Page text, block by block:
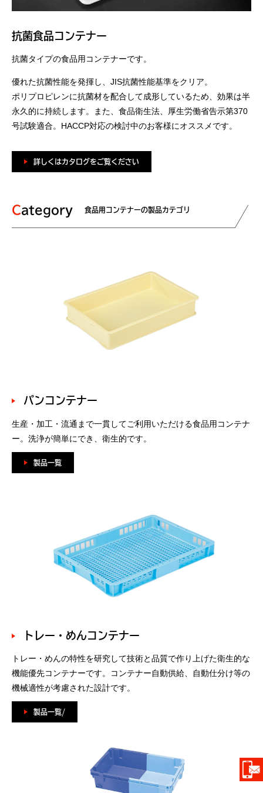
抗菌食品コンテナー
抗菌タイプの食品用コンテナーです。
優れた抗菌性能を発揮し、JIS抗菌性能基準をクリア。
ポリプロピレンに抗菌材を配合して成形しているため、効果は半
永久的に持続します。また、食品衛生法、厚生労働省告示第370
号試験適合。HACCP対応の検討中のお客様にオススメです。
詳しくはカタログをご覧ください
Category 食品用コンテナーの製品カテゴリ
パンコンテナー
生産・加工・流通まで一貫してご利用いただける食品用コンテナ
ー。洗浄が簡単にでき、衛生的です。
製品一覧
トレー・めんコンテナー
トレー・めんの特性を研究して技術と品質で作り上げた衛生的な
機能優先コンテナーです。コンテナー自動供給、自動仕分け等の
機械適性が考慮された設計です。
製品一覧/